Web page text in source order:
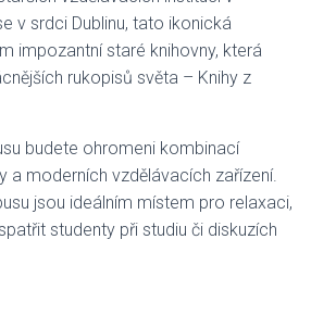
v srdci Dublinu, tato ikonická
impozantní staré knihovny, která
rukopisů světa – Knihy z
budete ohromeni kombinací
a moderních vzdělávacích zařízení.
jsou ideálním místem pro relaxaci,
studenty při studiu či diskuzích